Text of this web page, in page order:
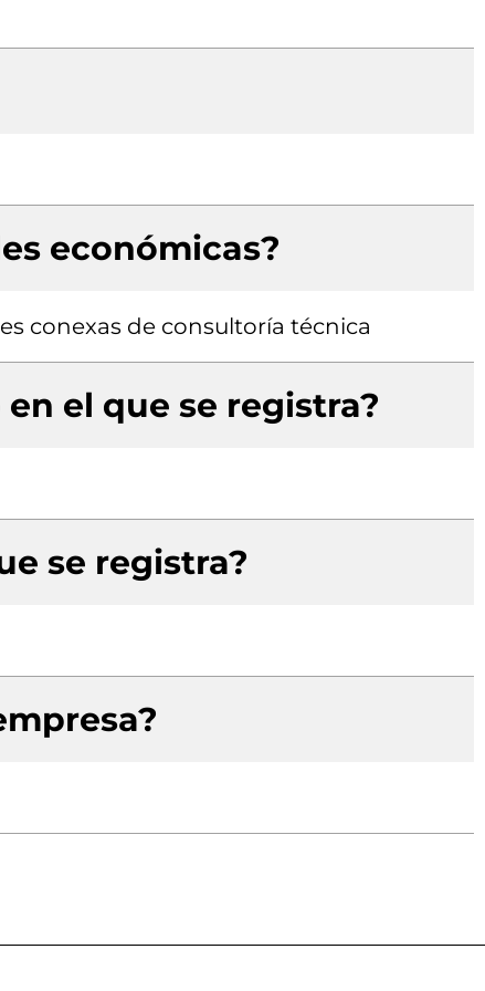
económicas?
conexas de consultoría técnica
el que se registra?
se registra?